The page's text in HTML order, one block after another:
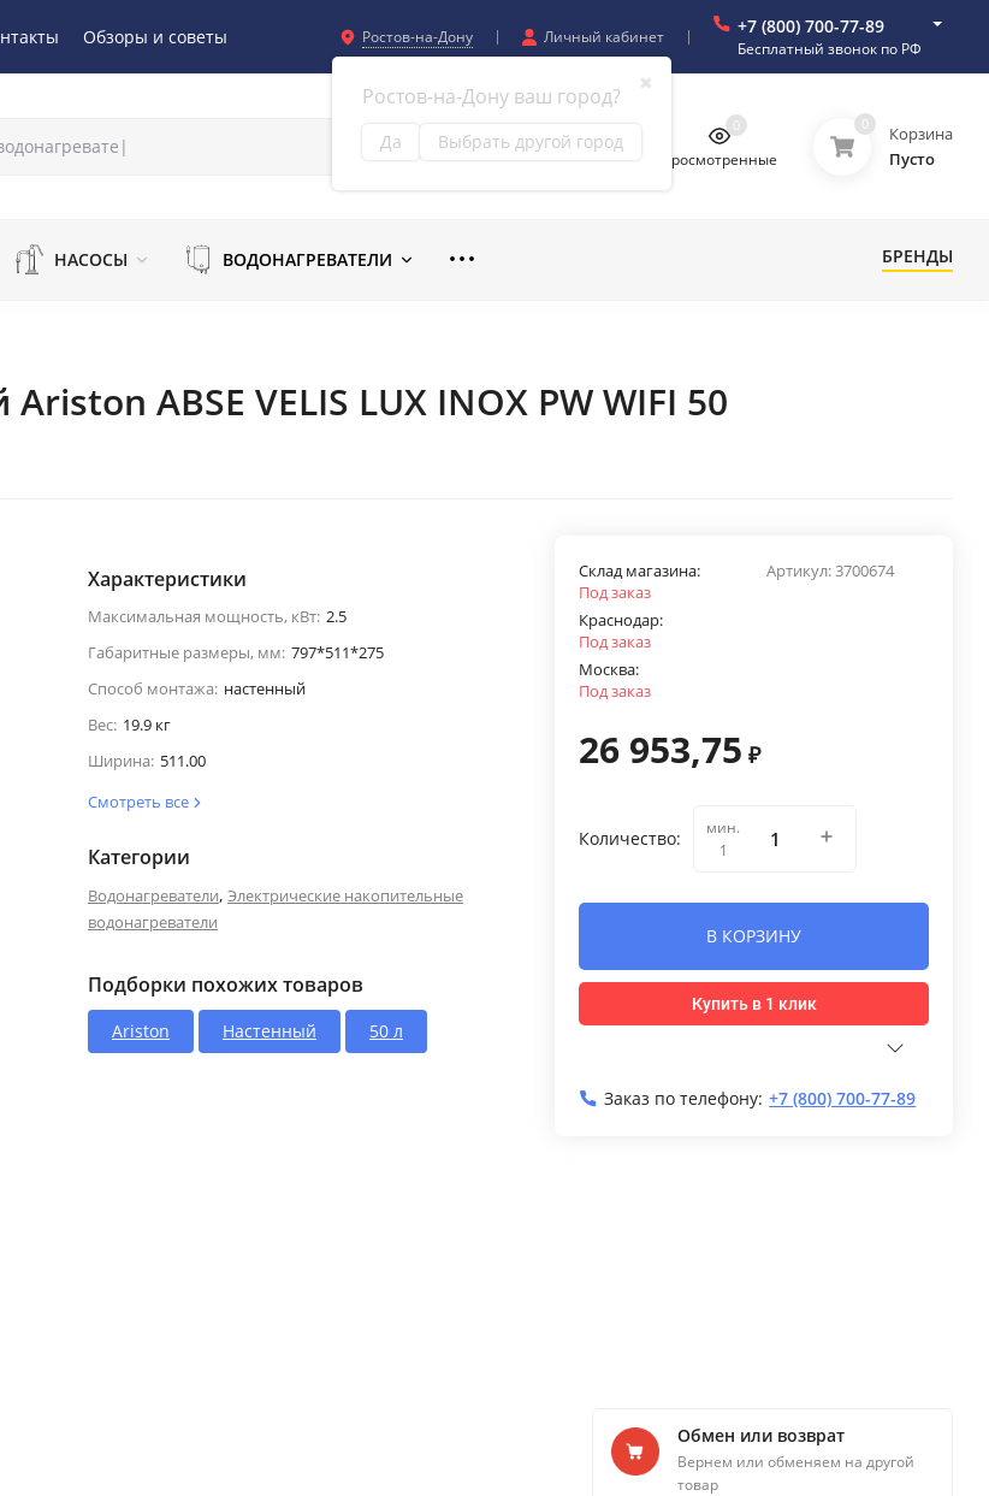
Обзоры и советы Ростов-на-Дону
✖
Ростов-на-Дону ваш город?
Да Выбрать другой город
Личный кабинет +7 (800) 700-77-89
Бесплатный звонок по РФ
Просмотренные
0 0
Корзина
Пусто
НАСОСЫ ВОДОНАГРЕВАТЕЛИ БРЕНДЫ
ABSE VELIS LUX INOX PW WIFI 50
Характеристики
Максимальная мощность, кВт: 2.5
Габаритные размеры, мм: 797*511*275
Способ монтажа: настенный
Вес: 19.9 кг
Ширина: 511.00
Смотреть все
Категории
Водонагреватели, Электрические накопительные
водонагреватели
Подборки похожих товаров
Ariston Настенный 50 л
Артикул:3700674
Склад магазина:
Под заказ
Краснодар:
Под заказ
Москва:
Под заказ
26 953,75 ₽
Количество:
мин.
1
В КОРЗИНУ
Купить в 1 клик
Заказ по телефону: +7 (800) 700-77-89
Обмен или возврат
Вернем или обменяем на другой
товар